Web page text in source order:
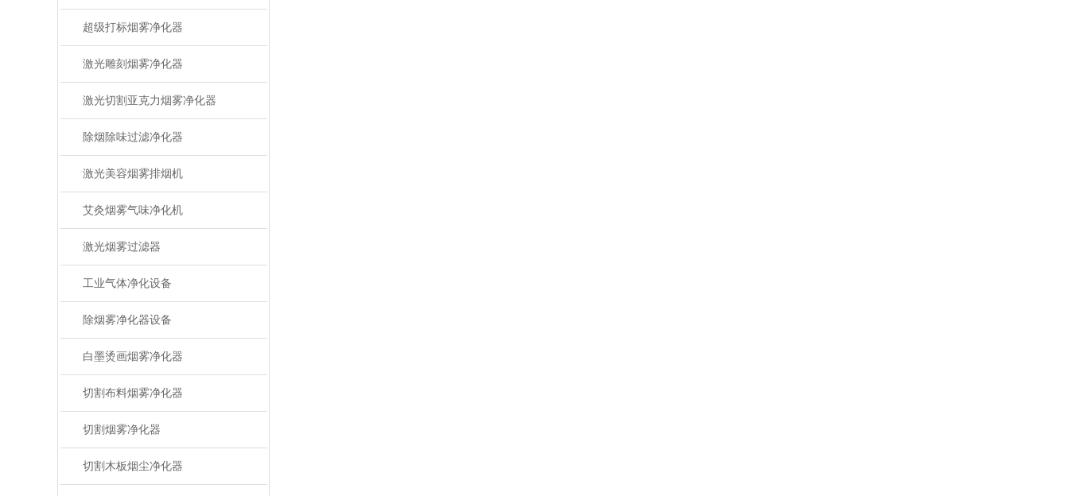
超级打标烟雾净化器
激光雕刻烟雾净化器
激光切割亚克力烟雾净化器
除烟除味过滤净化器
激光美容烟雾排烟机
艾灸烟雾气味净化机
激光烟雾过滤器
工业气体净化设备
除烟雾净化器设备
白墨烫画烟雾净化器
切割布料烟雾净化器
切割烟雾净化器
切割木板烟尘净化器